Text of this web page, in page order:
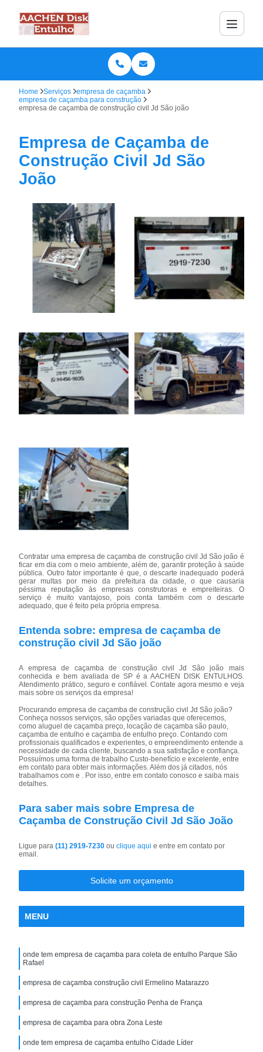
Home Serviços
empresa de caçamba
empresa de caçamba para construção
empresa de caçamba de construção civil Jd São joão
Empresa de Caçamba de
Construção Civil Jd São
João
Contratar uma empresa de caçamba de construção civil Jd São joão é
ficar em dia com o meio ambiente, além de, garantir proteção à saúde
pública. Outro fator importante é que, o descarte inadequado poderá
gerar multas por meio da prefeitura da cidade, o que causaria
péssima reputação às empresas construtoras e empreiteiras. O
serviço é muito vantajoso, pois conta também com o descarte
adequado, que é feito pela própria empresa.
Entenda sobre: empresa de caçamba de
construção civil Jd São joão
A empresa de caçamba de construção civil Jd São joão mais
conhecida e bem avaliada de SP é a AACHEN DISK ENTULHOS.
Atendimento prático, seguro e confiável. Contate agora mesmo e veja
mais sobre os serviços da empresa!
Procurando empresa de caçamba de construção civil Jd São joão?
Conheça nossos serviços, são opções variadas que oferecemos,
como aluguel de caçamba preço, locação de caçamba são paulo,
caçamba de entulho e caçamba de entulho preço. Contando com
profissionais qualificados e experientes, o empreendimento entende a
necessidade de cada cliente, buscando a sua satisfação e confiança.
Possuímos uma forma de trabalho Custo-benefício e excelente, entre
em contato para obter mais informações. Além dos já citados, nós
trabalhamos com e . Por isso, entre em contato conosco e saiba mais
detalhes.
Para saber mais sobre Empresa de
Caçamba de Construção Civil Jd São João
Ligue para(11) 2919-7230ouclique aqui e entre em contato por
email.
Solicite um orçamento
MENU
onde tem empresa de caçamba para coleta de entulho Parque São
Rafael
empresa de caçamba construção civil Ermelino Matarazzo
empresa de caçamba para construção Penha de França
empresa de caçamba para obra Zona Leste
onde tem empresa de caçamba entulho Cidade Líder